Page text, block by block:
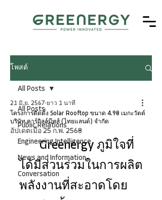
โพสต์
All Posts
Public Relations
Engineering Intelligence
News and Information
Conversation
All Posts
โครงการติดตั้ง Solar Rooftop ขนาด 4.98 เมกะวัตต์
บริษัท คาร์กิลล์มีทส์ (ไทยแลนด์) จำกัด
21 มิ.ย. 2567 ยาว 1 นาที
อัปเดตเมื่อ 25 ก.พ. 2568
	Greenergy ภูมิใจที่
ได้มีส่วนร่วมในการผลิต
พลังงานที่สะอาดโดย